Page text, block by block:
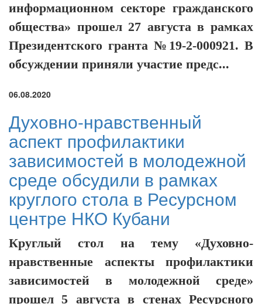
информационном секторе гражданского
общества» прошел 27 августа в рамках
Президентского гранта №19-2-000921. В
обсуждении приняли участие предс...
06.08.2020
Духовно-нравственный
аспект профилактики
зависимостей в молодежной
среде обсудили в рамках
круглого стола в Ресурсном
центре НКО Кубани
Круглый стол на тему «Духовно-
нравственные аспекты профилактики
зависимостей в молодежной среде»
прошел 5 августа в стенах Ресурсного